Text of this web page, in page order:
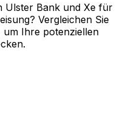
Ulster Bank und Xe für
Vergleichen Sie
um Ihre potenziellen